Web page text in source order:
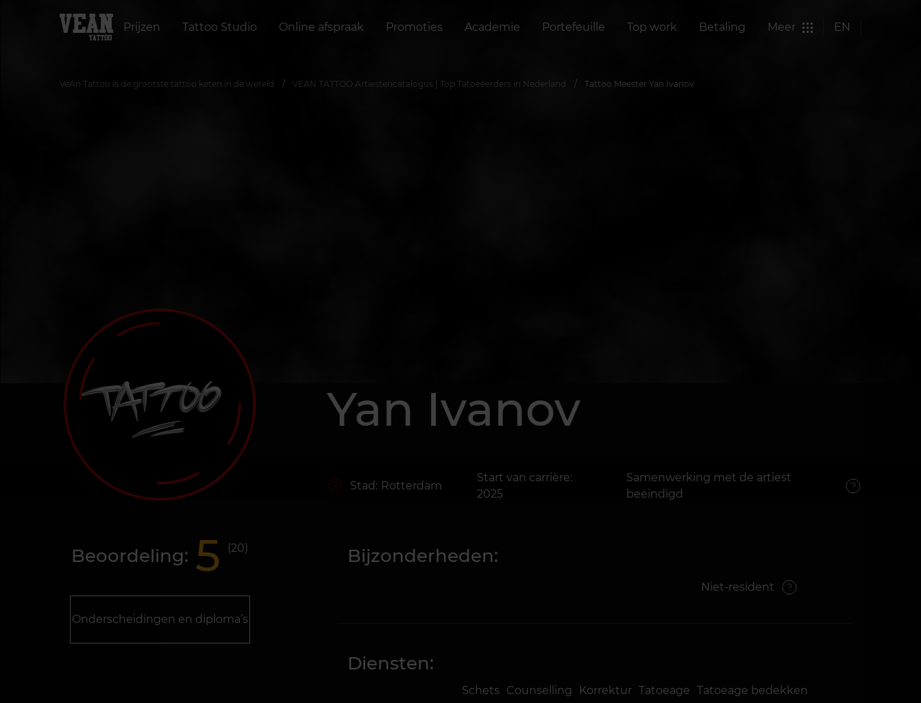
Prijzen Tattoo Studio Online afspraak Promoties Academie Portefeuille Top work Betaling Meer EN
VeAn Tattoo is de grootste tattoo keten in de wereld VEAN TATTOO Artiestencatalogus | Top Tatoeëerders in Nederland Tattoo Meester Yan Ivanov
Yan Ivanov
Stad: Rotterdam
Start van carrière:
2025
Samenwerking met de artiest
beëindigd
Beoordeling: 5 (20)
Onderscheidingen en diploma’s
Bijzonderheden:
Niet-resident
Diensten:
Schets Counselling Korrektur Tatoeage Tatoeage bedekken